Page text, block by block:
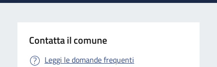
Contatta il comune
Leggi le domande frequenti